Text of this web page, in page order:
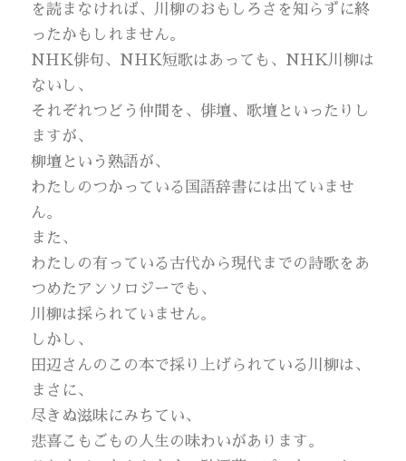
を読まなければ、川柳のおもしろさを知らずに終
ったかもしれません。
NHK俳句、NHK短歌はあっても、NHK川柳は
ないし、
それぞれつどう仲間を、俳壇、歌壇といったりし
ますが、
柳壇という熟語が、
わたしのつかっている国語辞書には出ていませ
ん。
また、
わたしの有っている古代から現代までの詩歌をあ
つめたアンソロジーでも、
川柳は採られていません。
しかし、
田辺さんのこの本で採り上げられている川柳は、
まさに、
尽きぬ滋味にみちてい、
悲喜こもごもの人生の味わいがあります。